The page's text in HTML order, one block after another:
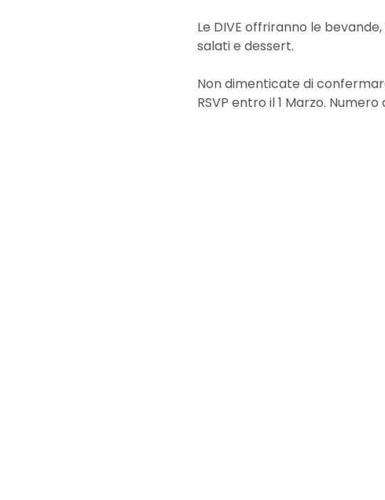
Le DIVE offriranno le
salati e dessert.
Non dimenticate di
RSVP entro il 1 Marzo.